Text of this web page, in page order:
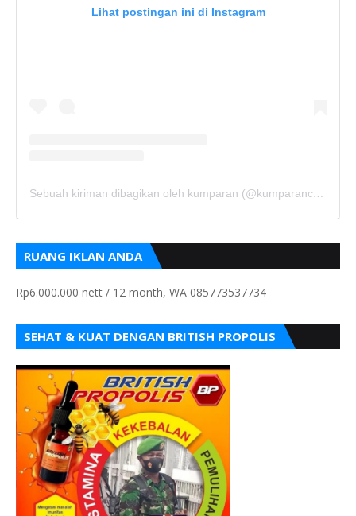
Lihat postingan ini di Instagram
Sebuah kiriman dibagikan oleh kumparan (@kumparancom)
RUANG IKLAN ANDA
Rp6.000.000 nett / 12 month, WA 085773537734
SEHAT & KUAT DENGAN BRITISH PROPOLIS